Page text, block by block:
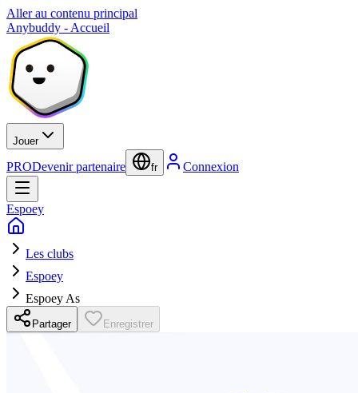
Aller au contenu principal
Anybuddy - Accueil
Jouer
PRODevenir partenaire fr Connexion
Espoey
Les clubs
Espoey
Espoey As
Partager Enregistrer